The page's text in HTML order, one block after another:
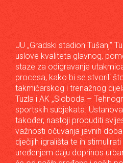
JU „Gradski stadion Tušanj“
uslove kvaliteta glavnog,
staze za odigravanje
procesa, kako bi se stvorili
takmičarskog i trenažnog
Tuzla i AK „Sloboda –
sportskih subjekata.
također, nastoji probuditi
važnosti očuvanja javnih
dječijih igrališta te ih
uređenjem daju doprinos